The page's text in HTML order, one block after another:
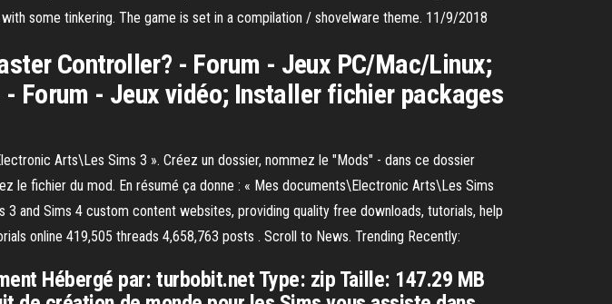
some tinkering. The game is set in a compilation / shovelware theme. 11/9/2018
Controller? - Forum - Jeux PC/Mac/Linux;
Forum - Jeux vidéo; Installer fichier packages
Arts\Les Sims 3 ». Créez un dossier, nommez le "Mods" - dans ce dossier
le fichier du mod. En résumé ça donne : « Mes documents\Electronic Arts\Les Sims
and Sims 4 custom content websites, providing quality free downloads, tutorials, help
online 419,505 threads 4,658,763 posts . Scroll to News. Trending Recently:
Hébergé par: turbobit.net Type: zip Taille: 147.29 MB